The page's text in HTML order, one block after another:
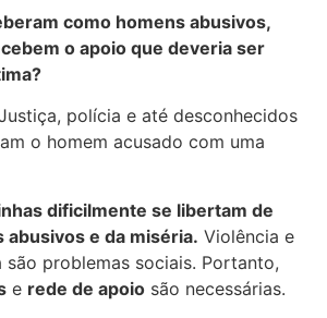
como homens abusivos,
o apoio que deveria ser
polícia e até desconhecidos
o homem acusado com uma
dificilmente se libertam de
abusivos e da miséria. Violência e
são problemas sociais. Portanto,
e rede de apoio são necessárias.